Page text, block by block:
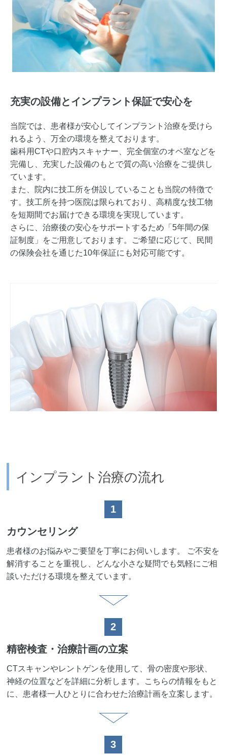
充実の設備とインプラント保証で安心を
当院では、患者様が安心してインプラント治療を受けら
れるよう、万全の環境を整えております。
歯科用CTや口腔内スキャナー、完全個室のオペ室などを
完備し、充実した設備のもとで質の高い治療をご提供し
ています。
また、院内に技工所を併設していることも当院の特徴で
す。技工所を持つ医院は限られており、高精度な技工物
を短期間でお届けできる環境を実現しています。
さらに、治療後の安心をサポートするため「5年間の保
証制度」をご用意しております。ご希望に応じて、民間
の保険会社を通じた10年保証にも対応可能です。
インプラント治療の流れ
1
カウンセリング
患者様のお悩みやご要望を丁寧にお伺いします。 ご不安を
解消することを重視し、どんな小さな疑問でも気軽にご相
談いただける環境を整えています。
2
精密検査・治療計画の立案
CTスキャンやレントゲンを使用して、骨の密度や形状、
神経の位置などを詳細に分析します。こちらの情報をもと
に、患者様一人ひとりに合わせた治療計画を立案します。
3